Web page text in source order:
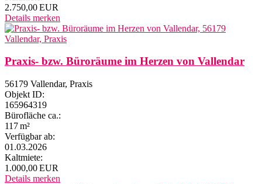
2.750,00 EUR
Details merken
Praxis- bzw. Büroräume im Herzen von Vallendar
56179 Vallendar, Praxis
Objekt ID:
165964319
Bürofläche ca.:
117 m²
Verfügbar ab:
01.03.2026
Kaltmiete:
1.000,00 EUR
Details merken